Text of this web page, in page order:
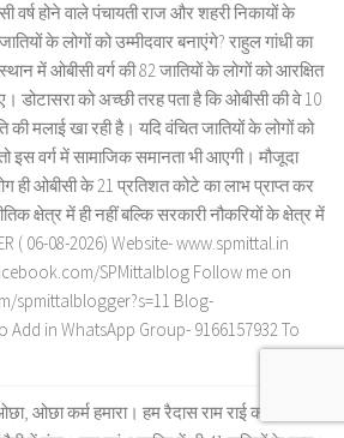
वर्ष होने वाले पंचायती राज और शहरी निकायों के
के लोगों को उम्मीदवार बनाएंगे? राहुल गांधी का
में ओबीसी वर्ग की 82 जातियों के लोगों को आरक्षित
डोटासरा को अच्छी तरह पता है कि ओबीसी की वे 10
की मलाई खा रही है। यदि वंचित जातियों के लोगों को
इस वर्ग में सामाजिक समानता भी आएगी। मौजूदा
ही ओबीसी के 21 प्रतिशत कोटे का लाभ प्राप्त कर
क्षेत्र में ही नहीं बल्कि सरकारी नौकरियों के क्षेत्र में
( 06-08-2026) Website- www.spmittal.in
SPMittalblog Follow me on
spmittalblogger?s=11 Blog-
in WhatsApp Group- 9166157932 To
ओछा कर्म हमारा। हम रैदास राम राई को, कह